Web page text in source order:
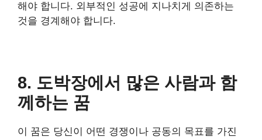
해야 합니다. 외부적인 성공에 지나치게 의존하는
것을 경계해야 합니다.
8. 도박장에서 많은 사람과 함
께하는 꿈
이 꿈은 당신이 어떤 경쟁이나 공동의 목표를 가진